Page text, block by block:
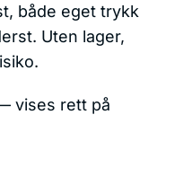
både eget trykk
Uten lager,
vises rett på